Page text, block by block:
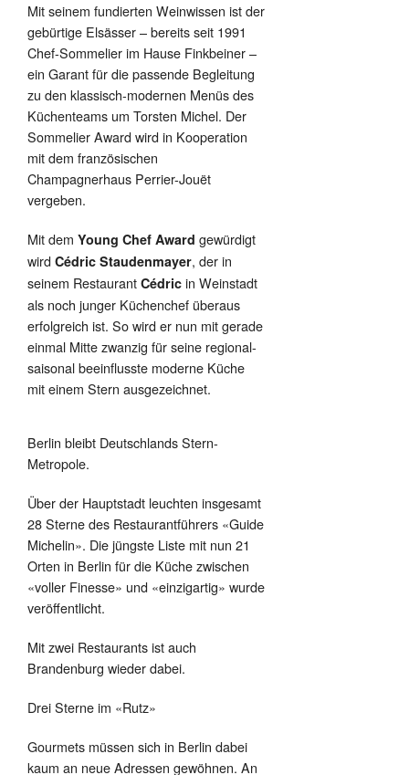
Mit seinem fundierten Weinwissen ist der
gebürtige Elsässer – bereits seit 1991
Chef-Sommelier im Hause Finkbeiner –
ein Garant für die passende Begleitung
zu den klassisch-modernen Menüs des
Küchenteams um Torsten Michel. Der
Sommelier Award wird in Kooperation
mit dem französischen
Champagnerhaus Perrier-Jouët
vergeben.
Mit dem Young Chef Award gewürdigt
wird Cédric Staudenmayer, der in
seinem Restaurant Cédric in Weinstadt
als noch junger Küchenchef überaus
erfolgreich ist. So wird er nun mit gerade
einmal Mitte zwanzig für seine regional-
saisonal beeinflusste moderne Küche
mit einem Stern ausgezeichnet.
Berlin bleibt Deutschlands Stern-
Metropole.
Über der Hauptstadt leuchten insgesamt
28 Sterne des Restaurantführers «Guide
Michelin». Die jüngste Liste mit nun 21
Orten in Berlin für die Küche zwischen
«voller Finesse» und «einzigartig» wurde
veröffentlicht.
Mit zwei Restaurants ist auch
Brandenburg wieder dabei.
Drei Sterne im «Rutz»
Gourmets müssen sich in Berlin dabei
kaum an neue Adressen gewöhnen. An